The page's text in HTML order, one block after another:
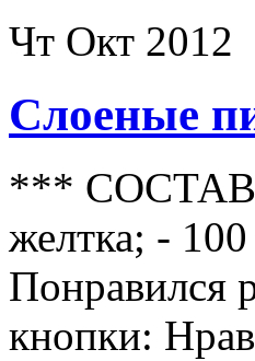
Чт Окт 2012
Слоеные
*** СОСТАВ
желтка; -
Понравился
кнопки: